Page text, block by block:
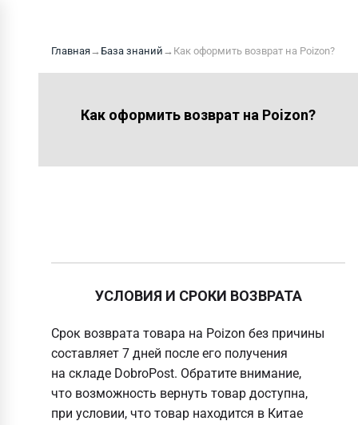
Главная→ База знаний → Как оформить возврат на Poizon?
Как оформить возврат на Poizon?
УСЛОВИЯ И СРОКИ ВОЗВРАТА
Срок возврата товара на Poizon без причины
составляет 7 дней после его получения
на складе DobroPost. Обратите внимание,
что возможность вернуть товар доступна,
при условии, что товар находится в Китае